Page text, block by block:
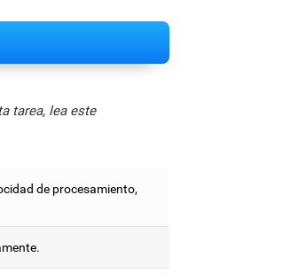
tarea, lea este
de procesamiento,